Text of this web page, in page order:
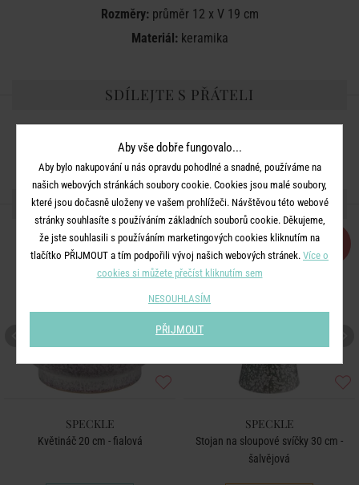
Rozměry:průměr 12 x V 19 cm
Materiál:keramika
SDÍLEJTE S PŘÁTELI
DALŠÍ PRODUKTY ZE SÉRIE
SPECKLE
Květináč 20 cm - fialová
-50
SPECKLE
Stojan na sloupové svíčky 30 cm -
šalvějová
Aby vše dobře fungovalo...
Aby bylo nakupování u nás opravdu pohodlné a snadné, používáme na
našich webových stránkách soubory cookie. Cookies jsou malé soubory,
které jsou dočasně uloženy ve vašem prohlížeči. Návštěvou této webové
stránky souhlasíte s používáním základních souborů cookie. Děkujeme,
že jste souhlasili s používáním marketingových cookies kliknutím na
tlačítko PŘIJMOUT a tím podpořili vývoj našich webových stránek. Více o
cookies si můžete přečíst kliknutím sem
NESOUHLASÍM
PŘIJMOUT